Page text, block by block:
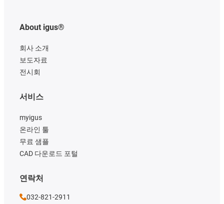
About igus®
회사 소개
보도자료
전시회
서비스
myigus
온라인 툴
무료 샘플
CAD 다운로드 포털
연락처
032-821-2911